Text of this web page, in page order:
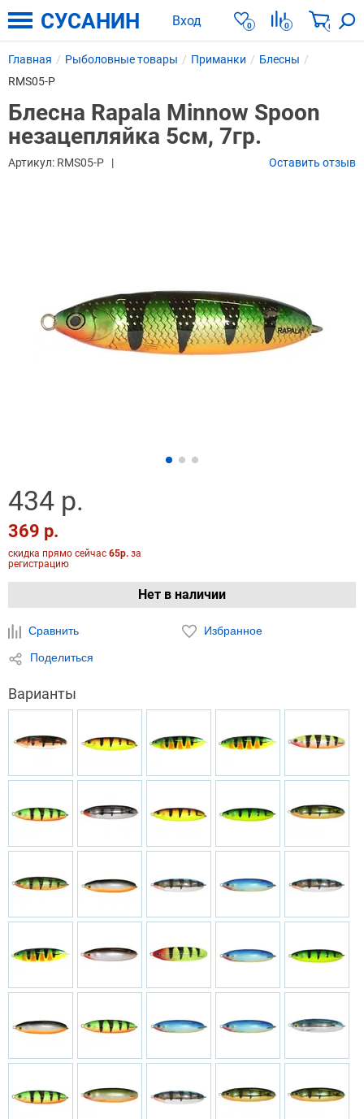
Вход 0 0 0
СУСАНИН
Главная Рыболовные товары Приманки
Блесны
RMS05-P
Блесна Rapala Minnow Spoon
незацепляйка 5см, 7гр.
Артикул: RMS05-P Оставить отзыв
434 р.
369 р.
скидка прямо сейчас 65р. за
регистрацию
Нет в наличии
Сравнить Избранное
Поделиться
Варианты